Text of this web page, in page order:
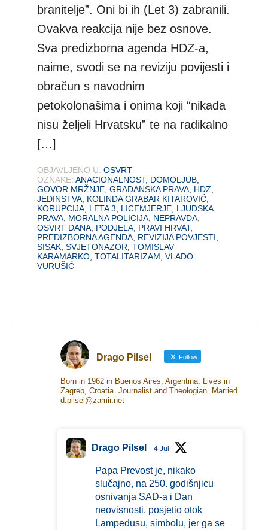
branitelje”. Oni bi ih (Let 3) zabranili.
Ovakva reakcija nije bez osnove.
Sva predizborna agenda HDZ-a,
naime, svodi se na reviziju povijesti i
obračun s navodnim
petokolonašima i onima koji “nikada
nisu željeli Hrvatsku” te na radikalno
[…]
OBJAVLJENO U: OSVRT
OZNAKE: ANACIONALNOST, DOMOLJUB
GOVOR MRŽNJE ,GRAĐANSKA PRAVA HDZ
JEDINSTVA KOLINDA GRABAR KITAROVIĆ
KORUPCIJA LETA 3 LICEMJERJE LJUDSKA
PRAVA MORALNA POLICIJA NEPRAVDA
OSVRT DANA PODJELA PRAVI HRVAT,
PREDIZBORNA AGENDA REVIZIJA POVJESTI
SISAK ,SVJETONAZOR ,TOMISLAV
KARAMARKO ,TOTALITARIZAM ,VLADO
VURUŠIĆ
Drago Pilsel Follow
Born in 1962 in Buenos Aires, Argentina. Lives in
Zagreb, Croatia. Journalist and Theologian. Married.
d.pilsel@zamir.net
Drago Pilsel 4 Jul
Papa Prevost je, nikako
slučajno, na 250. godišnjicu
osnivanja SAD-a i Dan
neovisnosti, posjetio otok
Lampedusu, simbolu, jer ga se